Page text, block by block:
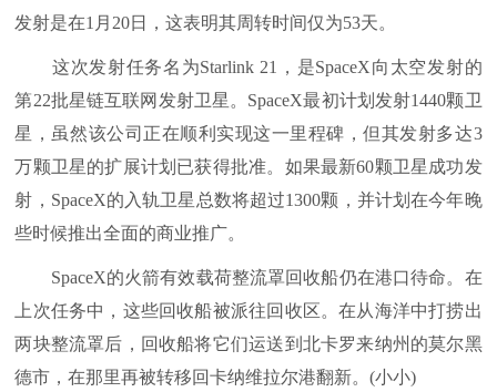
发射是在1月20日，这表明其周转时间仅为53天。
这次发射任务名为Starlink 21，是SpaceX向太空发射的
第22批星链互联网发射卫星。SpaceX最初计划发射1440颗卫
星，虽然该公司正在顺利实现这一里程碑，但其发射多达3
万颗卫星的扩展计划已获得批准。如果最新60颗卫星成功发
射，SpaceX的入轨卫星总数将超过1300颗，并计划在今年晚
些时候推出全面的商业推广。
SpaceX的火箭有效载荷整流罩回收船仍在港口待命。在
上次任务中，这些回收船被派往回收区。在从海洋中打捞出
两块整流罩后，回收船将它们运送到北卡罗来纳州的莫尔黑
德市，在那里再被转移回卡纳维拉尔港翻新。(小小)